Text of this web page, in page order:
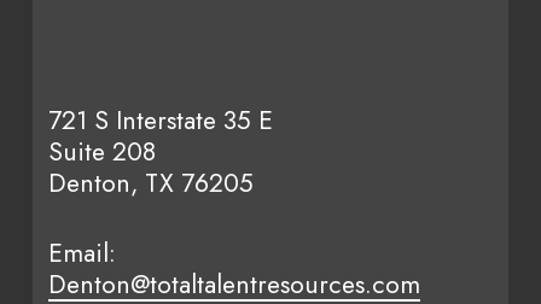
721 S Interstate 35 E
Suite 208
Denton, TX 76205
Email:
Denton@totaltalentresources.com